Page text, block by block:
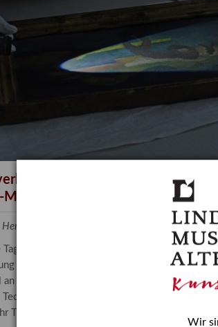
Bestandskataloge & Editionen
Gesamtverzeichnis
Kalender
Forschung
vergessen? –
Provenienzforscherin am Lindenau-
Tag der Frauen und Mädchen in der
der Vereinten Nationen beschlossen. Er wird
an die entscheidende Rolle erinnern, die
spielen. In ihrem Blogbeitrag stellt
Tätigkeitsfeld vor.
Wir